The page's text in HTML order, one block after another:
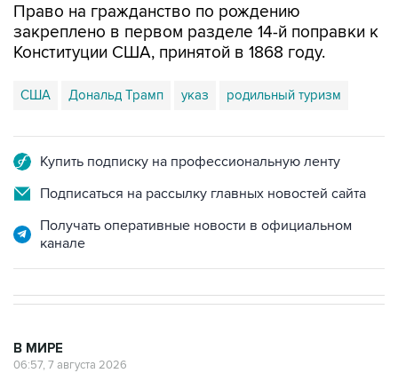
Право на гражданство по рождению
закреплено в первом разделе 14-й поправки к
Конституции США, принятой в 1868 году.
США Дональд Трамп указ родильный туризм
Купить подписку на профессиональную ленту
Подписаться на рассылку главных новостей сайта
Получать оперативные новости в официальном
канале
В МИРЕ
06:57, 7 августа 2026